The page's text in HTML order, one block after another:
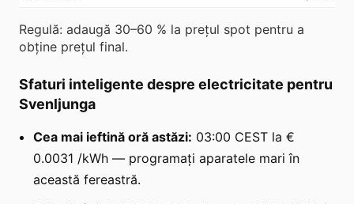
Regulă: adaugă 30–60 % la prețul spot pentru a
obține prețul final.
Sfaturi inteligente despre electricitate pentru
Svenljunga
Cea mai ieftină oră astăzi: 03:00 CEST la €
0.0031 /kWh — programați aparatele mari în
această fereastră.